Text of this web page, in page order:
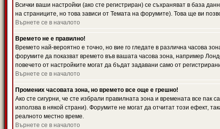
Всички ваши настройки (ако сте регистриран) се съхраняват в база
на страниците, но това зависи от Темата на форумите). Това ще ви
Върнете се в началото
Времето не е правилно!
Времето най-вероятно е точно, но вие го гледате в различна часова
форумите да показват времето във вашата часова зона, например
повечето от настройките могат да бъдат задавани само от
Върнете се в началото
Промених часовата зона, но времето все още е грешно!
Ако сте сигурни, че сте избрали правилната зона и времената все
използва в някой страни). Форумите не могат да отчитат този ефект,
реалното местно време.
Върнете се в началото